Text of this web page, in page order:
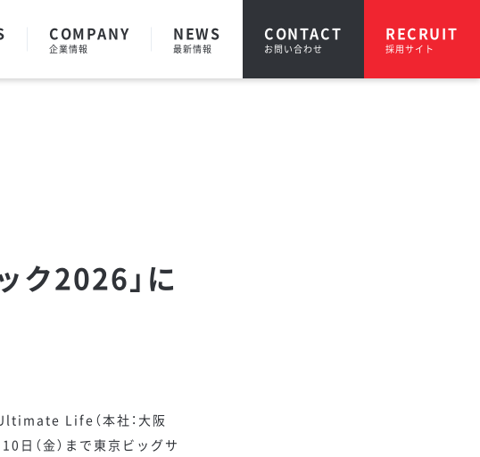
COMPANY
企業情報
NEWS
最新情報
CONTACT
お問い合わせ
RECRUIT
採用サイト
ク2026」に
Life（本社：大阪
日（金）まで東京ビッグサ